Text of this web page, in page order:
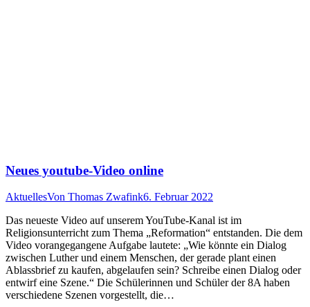
Neues youtube-Video online
AktuellesVon Thomas Zwafink6. Februar 2022
Das neueste Video auf unserem YouTube-Kanal ist im
Religionsunterricht zum Thema „Reformation“ entstanden. Die dem
Video vorangegangene Aufgabe lautete: „Wie könnte ein Dialog
zwischen Luther und einem Menschen, der gerade plant einen
Ablassbrief zu kaufen, abgelaufen sein? Schreibe einen Dialog oder
entwirf eine Szene.“ Die Schülerinnen und Schüler der 8A haben
verschiedene Szenen vorgestellt, die…